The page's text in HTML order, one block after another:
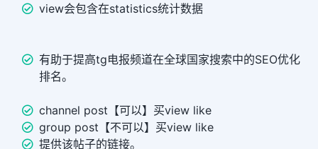
view会包含在statistics统计数据
有助于提高tg电报频道在全球国家搜索中的SEO优化
排名。
channel post【可以】买view like
group post【不可以】买view like
提供该帖子的链接。